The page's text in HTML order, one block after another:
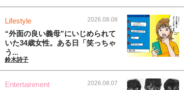
Lifestyle 2026.08.08
“外面の良い義母”にいじめられて
いた34歳女性。ある日「笑っちゃ
う...
鈴木詩子
Entertainment 2026.08.07